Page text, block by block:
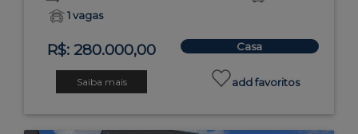
1 vagas
R$: 280.000,00 Casa
Saiba mais add favoritos